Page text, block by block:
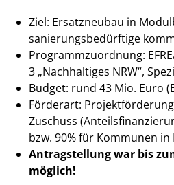
Ziel: Ersatzneubau in
sanierungsbedürftige
Programmzuordnung:
3 „Nachhaltiges NRW“,
Budget: rund 43 Mio. Euro
Förderart:
Zuschuss
bzw. 90% für Kommunen
Antragstellung war bis
möglich!